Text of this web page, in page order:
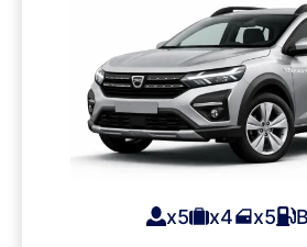
x5 x4 x5 B